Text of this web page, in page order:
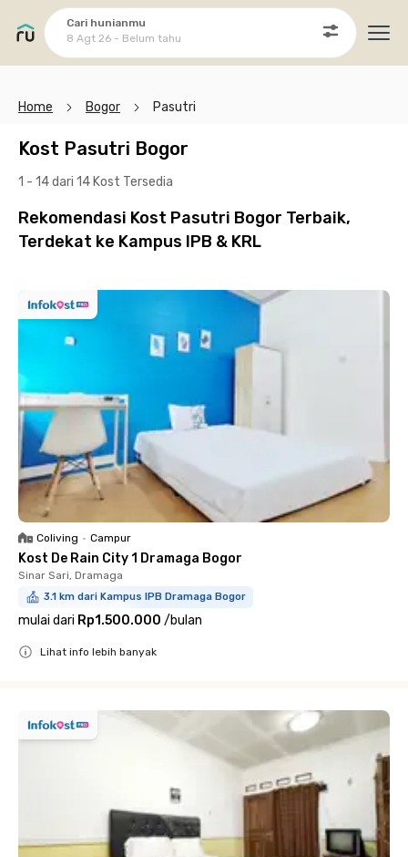
Cari hunianmu
8 Agt 26 - Belum tahu
Home Bogor Pasutri
Kost Pasutri Bogor
1 - 14 dari 14 Kost Tersedia
Rekomendasi Kost Pasutri Bogor Terbaik,
Terdekat ke Kampus IPB & KRL
Coliving • Campur
Kost De Rain City 1 Dramaga Bogor
Sinar Sari, Dramaga
3.1 km dari Kampus IPB Dramaga Bogor
mulai dari Rp1.500.000 /bulan
Lihat info lebih banyak